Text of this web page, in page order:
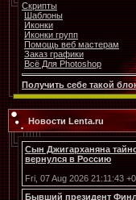
Скрипты
Шаблоны
Иконки
Иконки групп
Помощь веб мастерам
Заказ графики
Всё Для Photoshop
Получить себе такой
Новости Lenta.ru
Сын Джигарханяна
вернулся в Россию
Fri, 07 Aug 2026 21:11:43
Бывший президент